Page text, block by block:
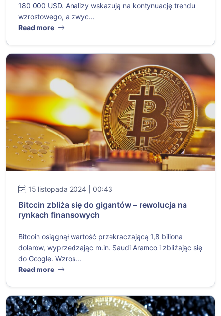
180 000 USD. Analizy wskazują na kontynuację trendu
wzrostowego, a zwyc...
Read more
15 listopada 2024 | 00:43
Bitcoin zbliża się do gigantów – rewolucja na
rynkach finansowych
Bitcoin osiągnął wartość przekraczającą 1,8 biliona
dolarów, wyprzedzając m.in. Saudi Aramco i zbliżając się
do Google. Wzros...
Read more